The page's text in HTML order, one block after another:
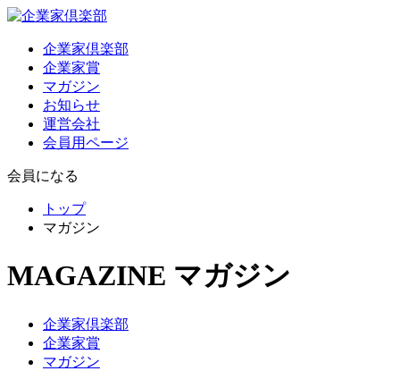
企業家倶楽部
企業家賞
マガジン
お知らせ
運営会社
会員用ページ
会員になる
トップ
マガジン
MAGAZINE マガジン
企業家倶楽部
企業家賞
マガジン